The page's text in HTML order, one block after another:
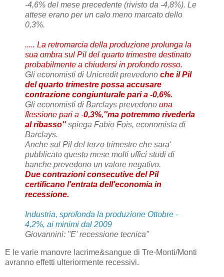
-4,6% del mese precedente (rivisto da -4,8%). Le
attese erano per un calo meno marcato dello
0,3%.
..... La retromarcia della produzione prolunga la
sua ombra sul Pil del quarto trimestre destinato
probabilmente a chiudersi in profondo rosso.
Gli economisti di Unicredit prevedono che il Pil
del quarto trimestre possa accusare
contrazione congiunturale pari a -0,6%.
Gli economisti di Barclays prevedono una
flessione pari a -0,3%,''ma potremmo rivederla
al ribasso''spiega Fabio Fois, economista di
Barclays.
Anche sul Pil del terzo trimestre che sara'
pubblicato questo mese molti uffici studi di
banche prevedono un valore negativo.
Due contrazioni consecutive del Pil
certificano l'entrata dell'economia in
recessione.
Industria, sprofonda la produzione Ottobre -
4,2%, ai minimi dal 2009
Giovannini: "E' recessione tecnica"
E le varie manovre lacrime&sangue di Tre-Monti/Monti
avranno effetti ulteriormente recessivi.